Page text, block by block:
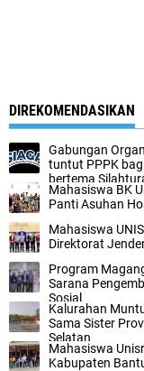
DIREKOMENDASIKAN
Gabungan
tuntut PPPK
bertema
Mahasiswa BK
Panti Asuhan
Mahasiswa
Direktorat
Program
Sarana
Sosial
Kalurahan
Sama Sister
Selatan
Mahasiswa
Kabupaten